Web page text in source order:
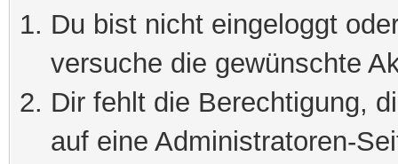
Du bist nicht eingeloggt
versuche die gewünschte
Dir fehlt die Berechtigung,
auf eine Administratoren-